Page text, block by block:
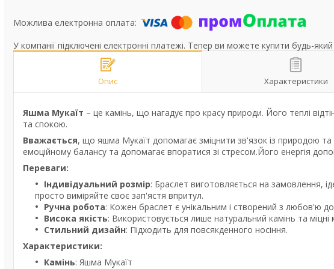
У компанії підключені електронні платежі. Тепер ви можете купити будь-
Опис Характеристики
Яшма Мукаїт – це камінь, що нагадує про красу природи. Його теплі
та спокою.
Вважається, що яшма Мукаїт допомагає зміцнити зв'язок із природою
емоційному балансу та допомагає впоратися зі стресом.Його енергія
Переваги:
Індивідуальний розмір: Браслет виготовляється на замовлення,
просто виміряйте своє зап'ястя впритул.
Ручна робота: Кожен браслет є унікальним і створений з любов'ю
Висока якість: Використовується лише натуральний камінь та міцні
Стильний дизайн: Підходить для повсякденного носіння.
Характеристики:
Камінь: Яшма Мукаїт